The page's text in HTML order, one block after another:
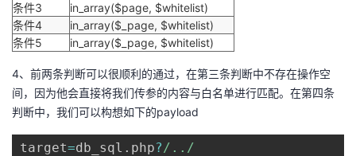
条件3
in_array($page, $whitelist)
条件4
in_array($_page, $whitelist)
条件5
in_array($_page, $whitelist)
4、前两条判断可以很顺利的通过，在第三条判断中不存在操作空
间，因为他会直接将我们传参的内容与白名单进行匹配。在第四条
判断中，我们可以构想如下的payload
target=db_sql . php?/ .. /